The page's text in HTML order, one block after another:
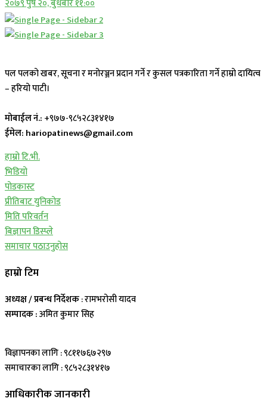
२०७९ पुष २०, बुधबार ११:००
पल पलको खबर, सूचना र मनोरञ्जन प्रदान गर्ने र कुसल पत्रकारिता गर्ने हाम्रो दायित्व
– हरियो पाटी।
मोबाईल नं.: +९७७-९८५२८३१४१७
ईमेल: hariopatinews@gmail.com
हाम्रो टि.भी.
भिडियो
पोडकास्ट
प्रीतिबाट युनिकोड
मिति परिवर्तन
बिज्ञापन डिस्प्ले
समाचार पठाउनुहोस
हाम्रो टिम
अध्यक्ष / प्रबन्ध निर्देशक: रामभरोसी यादव
सम्पादक :अमित कुमार सिह
विज्ञापनका लागि : ९८११७६७२९७
समाचारका लागि : ९८५२८३१४१७
आधिकारीक जानकारी